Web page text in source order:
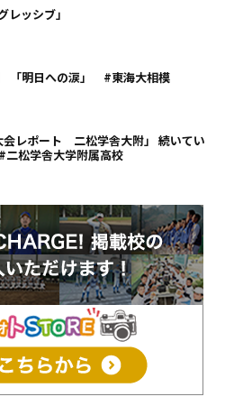
レッシブ」
「明日への涙」 #東海大相模
会レポート 二松学舎大附」 続いてい
二松学舎大学附属高校